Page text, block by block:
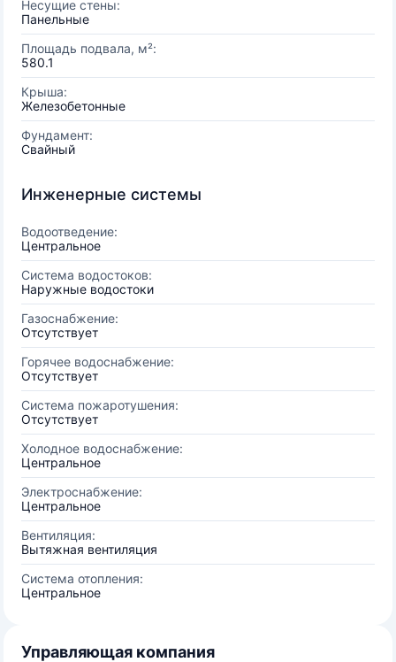
Несущие стены:
Панельные
Площадь подвала, м²:
580.1
Крыша:
Железобетонные
Фундамент:
Свайный
Инженерные системы
Водоотведение:
Центральное
Система водостоков:
Наружные водостоки
Газоснабжение:
Отсутствует
Горячее водоснабжение:
Отсутствует
Система пожаротушения:
Отсутствует
Холодное водоснабжение:
Центральное
Электроснабжение:
Центральное
Вентиляция:
Вытяжная вентиляция
Система отопления:
Центральное
Управляющая компания